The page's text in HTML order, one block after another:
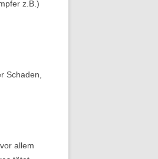
z.B.)
Schaden,
allem